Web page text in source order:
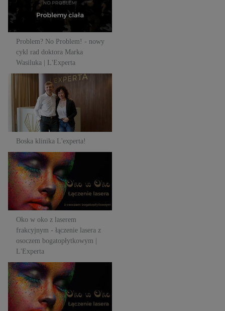
Boska klinika L'experta!
Boska klinika L'experta!
Oko w oko z laserem
frakcyjnym - łączenie lasera z
osoczem bogatopłytkowym |
L'Experta
Oko w oko z laserem
frakcyjnym - łączenie lasera z
osoczem bogatopłytkowym |
L'Experta
Oko w oko z laserem
frakcyjnym - łączenie lasera z
osoczem bogatopłytkowym |
L'Experta
Problem? No Problem! - nowy
cykl rad doktora Marka
Wasiluka | L'Experta
Wasiluka | L'Experta